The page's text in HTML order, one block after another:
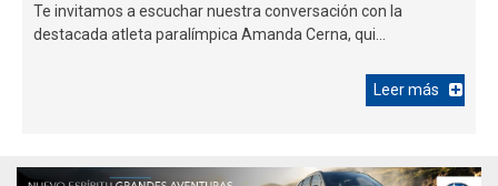
Te invitamos a escuchar nuestra conversación con la
destacada atleta paralímpica Amanda Cerna, qui...
Leer más